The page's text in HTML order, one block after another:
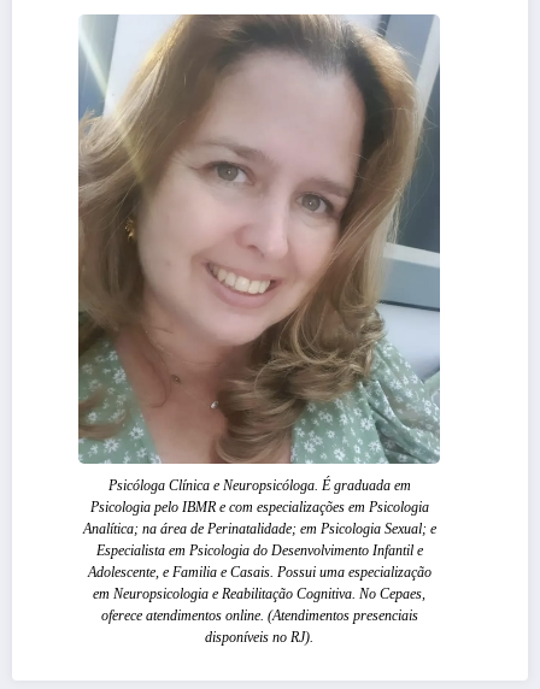
Psicóloga Clínica e Neuropsicóloga. É graduada em
Psicologia pelo IBMR e com especializações em Psicologia
Analítica; na área de Perinatalidade; em Psicologia Sexual; e
Especialista em Psicologia do Desenvolvimento Infantil e
Adolescente, e Familia e Casais. Possui uma especialização
em Neuropsicologia e Reabilitação Cognitiva. No Cepaes,
oferece atendimentos online. (Atendimentos presenciais
disponíveis no RJ).